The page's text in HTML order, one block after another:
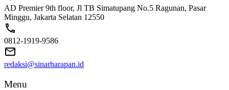
AD Premier 9th floor, Jl TB Simatupang No.5 Ragunan, Pasar
Minggu, Jakarta Selatan 12550
0812-1919-9586
redaksi@sinarharapan.id
Menu